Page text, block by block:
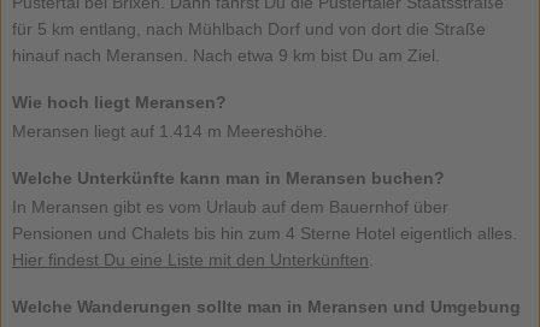
für 5 km entlang, nach Mühlbach Dorf und von dort die Straße
hinauf nach Meransen. Nach etwa 9 km bist Du am Ziel.
Wie hoch liegt Meransen?
Meransen liegt auf 1.414 m Meereshöhe.
Welche Unterkünfte kann man in Meransen buchen?
In Meransen gibt es vom Urlaub auf dem Bauernhof über
Pensionen und Chalets bis hin zum 4 Sterne Hotel eigentlich alles.
Hier findest Du eine Liste mit den Unterkünften.
Welche Wanderungen sollte man in Meransen und Umgebung